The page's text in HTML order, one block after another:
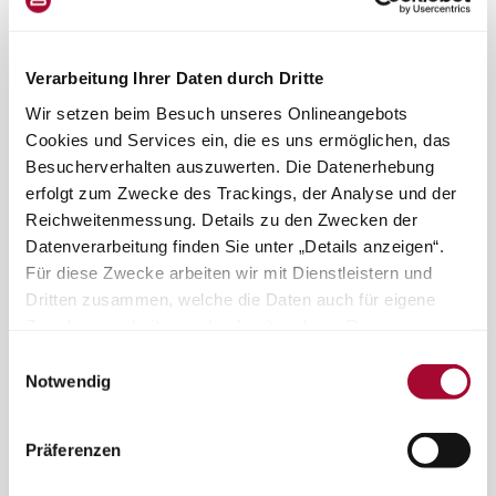
Verarbeitung Ihrer Daten durch Dritte
Wir setzen beim Besuch unseres Onlineangebots
Cookies und Services ein, die es uns ermöglichen, das
Besucherverhalten auszuwerten. Die Datenerhebung
erfolgt zum Zwecke des Trackings, der Analyse und der
Reichweitenmessung. Details zu den Zwecken der
Datenverarbeitung finden Sie unter „Details anzeigen“.
Für diese Zwecke arbeiten wir mit Dienstleistern und
Dritten zusammen, welche die Daten auch für eigene
„Cookies und Services zulassen“ oder durch Auswählen
einzelner Cookies und Services in der Detailansicht
geben Sie Ihre Einwilligung zur Verarbeitung Ihrer Daten
zu den jeweiligen Zwecken. Sie ist freiwillig, für die
Notwendig
Präferenzen
Bürstner verbindet Design und Funktion beim Wohnmobilkauf: ob
Campervan. Klare Linien und hochwertige Materialien stehen für
modernes Reisen.
Qualität
Wir stehen für höchste Fertigungsqualität direkt aus Deutschland
und eine faire Preisgestaltung. Qualität, die man auf jeder Reise
Innovation